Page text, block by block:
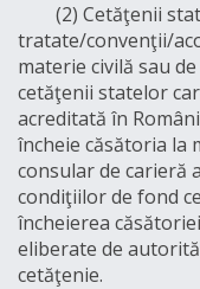
(2) Cetăţenii
tratate/convenţii/
materie civilă sau
cetăţenii statelor
acreditată în
încheie căsătoria la
consular de carieră
condiţiilor de fond
încheierea
eliberate de
cetăţenie.